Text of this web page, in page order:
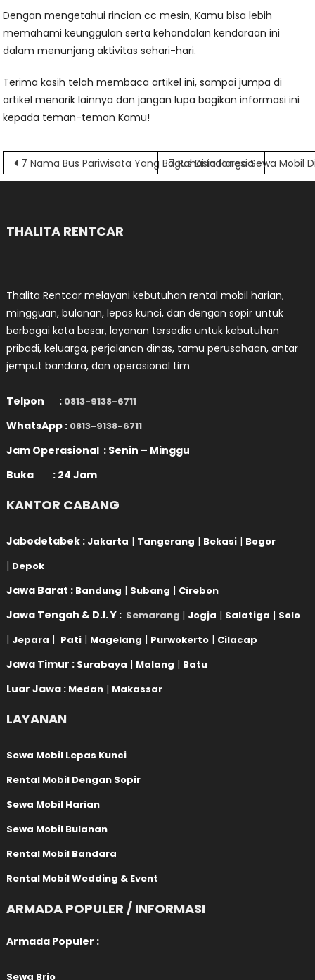
Dengan mengetahui rincian cc mesin, Kamu bisa lebih
memahami keunggulan serta kehandalan kendaraan ini
dalam menunjang aktivitas sehari-hari.
Terima kasih telah membaca artikel ini, sampai jumpa di
artikel menarik lainnya dan jangan lupa bagikan informasi ini
kepada teman-teman Kamu!
Navigasi
pos
7 Nama Bus Pariwisata Yang Bagus Di Indonesia
7 Rahasia Harga Sewa Mobil
THALITA RENTCAR
Thalita Rentcar melayani kebutuhan rental mobil harian,
mingguan, bulanan, lepas kunci, dan dengan sopir untuk
berbagai kota besar, layanan tersedia untuk kebutuhan
pribadi, keluarga, perjalanan dinas, tamu perusahaan, antar
jemput bandara, dan operasional tim
Telpon : 0813-9138-6711
WhatsApp : 0813-9138-6711
Jam Operasional : Senin – Minggu
Buka : 24 Jam
KANTOR CABANG
Jabodetabek : Jakarta | Tangerang | Bekasi | Bogor
| Depok
Jawa Barat : Bandung | Subang | Cirebon
Jawa Tengah & D.I. Y : Semarang | Jogja | Salatiga | Solo
| Jepara | Pati | Magelang | Purwokerto | Cilacap
Jawa Timur : Surabaya | Malang | Batu
Luar Jawa : Medan | Makassar
LAYANAN
Sewa Mobil Lepas Kunci
Rental Mobil Dengan Sopir
Sewa Mobil Harian
Sewa Mobil Bulanan
Rental Mobil Bandara
Rental Mobil Wedding & Event
ARMADA POPULER / INFORMASI
Armada Populer :
Sewa Brio